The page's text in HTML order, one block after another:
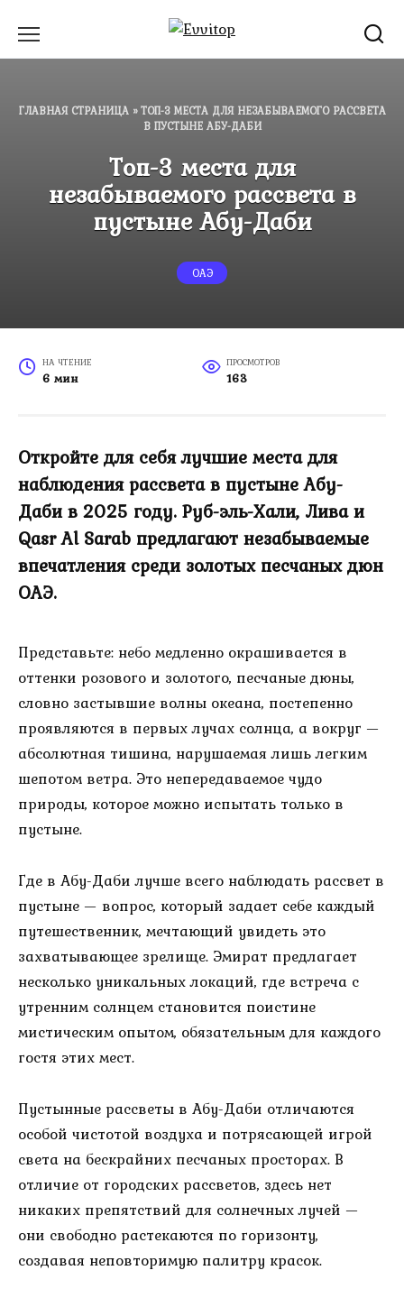
содержанию
ГЛАВНАЯ СТРАНИЦА»ТОП-3 МЕСТА ДЛЯ НЕЗАБЫВАЕМОГО РАССВЕТА
В ПУСТЫНЕ АБУ-ДАБИ
Топ-3 места для
незабываемого рассвета в
пустыне Абу-Даби
ОАЭ
НА ЧТЕНИЕ
6 мин
ПРОСМОТРОВ
163
Откройте для себя лучшие места для
наблюдения рассвета в пустыне Абу-
Даби в 2025 году. Руб-эль-Хали, Лива и
Qasr Al Sarab предлагают незабываемые
впечатления среди золотых песчаных дюн
ОАЭ.
Представьте: небо медленно окрашивается в
оттенки розового и золотого, песчаные дюны,
словно застывшие волны океана, постепенно
проявляются в первых лучах солнца, а вокруг —
абсолютная тишина, нарушаемая лишь легким
шепотом ветра. Это непередаваемое чудо
природы, которое можно испытать только в
пустыне.
Где в Абу-Даби лучше всего наблюдать рассвет в
пустыне — вопрос, который задает себе каждый
путешественник, мечтающий увидеть это
захватывающее зрелище. Эмират предлагает
несколько уникальных локаций, где встреча с
утренним солнцем становится поистине
мистическим опытом, обязательным для каждого
гостя этих мест.
Пустынные рассветы в Абу-Даби отличаются
особой чистотой воздуха и потрясающей игрой
света на бескрайних песчаных просторах. В
отличие от городских рассветов, здесь нет
никаких препятствий для солнечных лучей —
они свободно растекаются по горизонту,
создавая неповторимую палитру красок.